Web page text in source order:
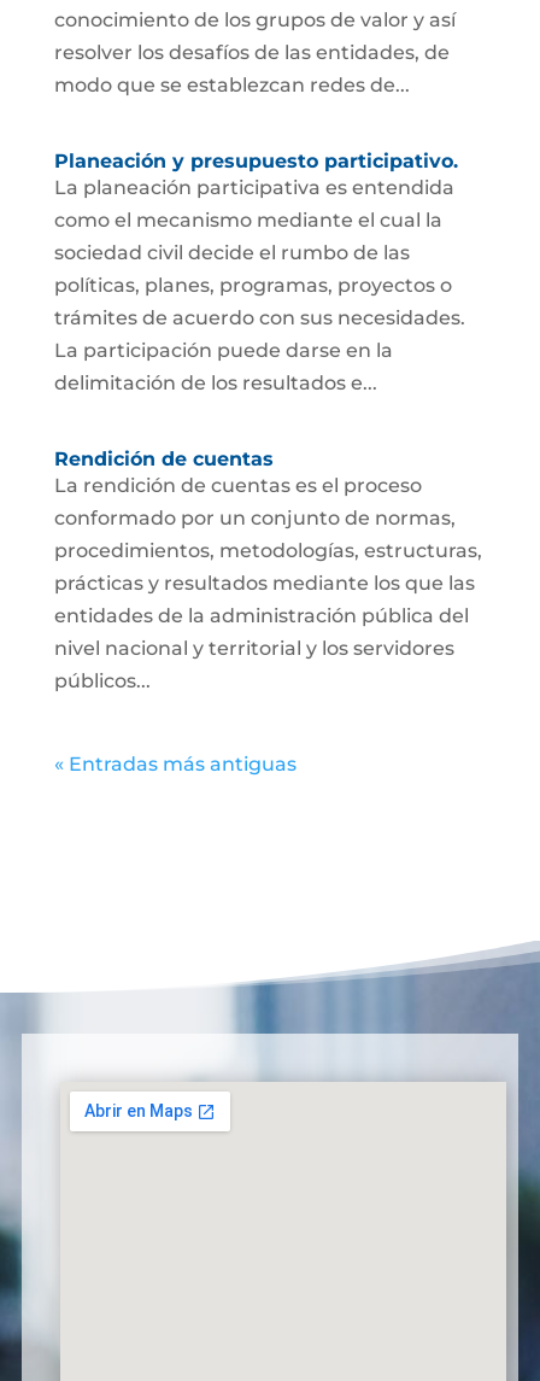
conocimiento de los grupos de valor y así
resolver los desafíos de las entidades, de
modo que se establezcan redes de...
Planeación y presupuesto participativo.
La planeación participativa es entendida
como el mecanismo mediante el cual la
sociedad civil decide el rumbo de las
políticas, planes, programas, proyectos o
trámites de acuerdo con sus necesidades.
La participación puede darse en la
delimitación de los resultados e...
Rendición de cuentas
La rendición de cuentas es el proceso
conformado por un conjunto de normas,
procedimientos, metodologías, estructuras,
prácticas y resultados mediante los que las
entidades de la administración pública del
nivel nacional y territorial y los servidores
públicos...
« Entradas más antiguas